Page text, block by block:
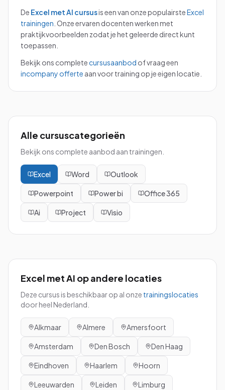
De Excel met AI cursusis een van onze populairsteExcel
trainingen Onze ervaren docenten werken met
praktijkvoorbeelden zodat je het geleerde direct kunt
toepassen.
Bekijk ons completecursusaanbod of vraag een
incompany offerte aan voor training op je eigen locatie.
Alle cursuscategorieën
Bekijk ons complete aanbod aan trainingen.
Excel Word Outlook
Powerpoint Power bi Office 365
Ai Project Visio
Excel met AI op andere locaties
Deze cursus is beschikbaar op al onze trainingslocaties
door heel Nederland.
Alkmaar Almere Amersfoort
Amsterdam Den Bosch Den Haag
Eindhoven Haarlem Hoorn
Leeuwarden Leiden Limburg